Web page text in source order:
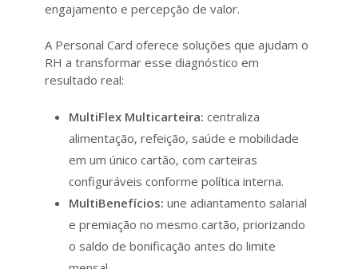
engajamento e percepção de valor.
A Personal Card oferece soluções que ajudam o
RH a transformar esse diagnóstico em
resultado real:
MultiFlex Multicarteira: centraliza
alimentação, refeição, saúde e mobilidade
em um único cartão, com carteiras
configuráveis conforme política interna.
MultiBenefícios: une adiantamento salarial
e premiação no mesmo cartão, priorizando
o saldo de bonificação antes do limite